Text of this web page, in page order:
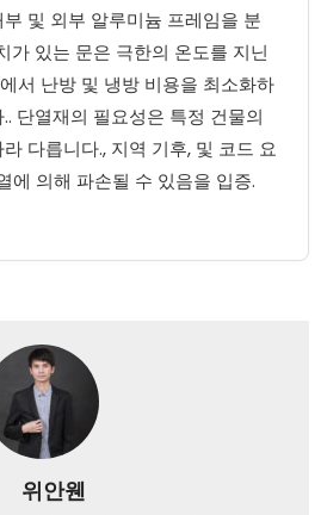
및 외부 알루미늄 프레임을 분
가 있는 문은 극한의 온도를 지닌
서 난방 및 냉방 비용을 최소화하
단열재의 필요성은 특정 건물의
다릅니다., 지역 기후, 및 코드 요
에 의해 파손될 수 있음을 입증.
위안웬